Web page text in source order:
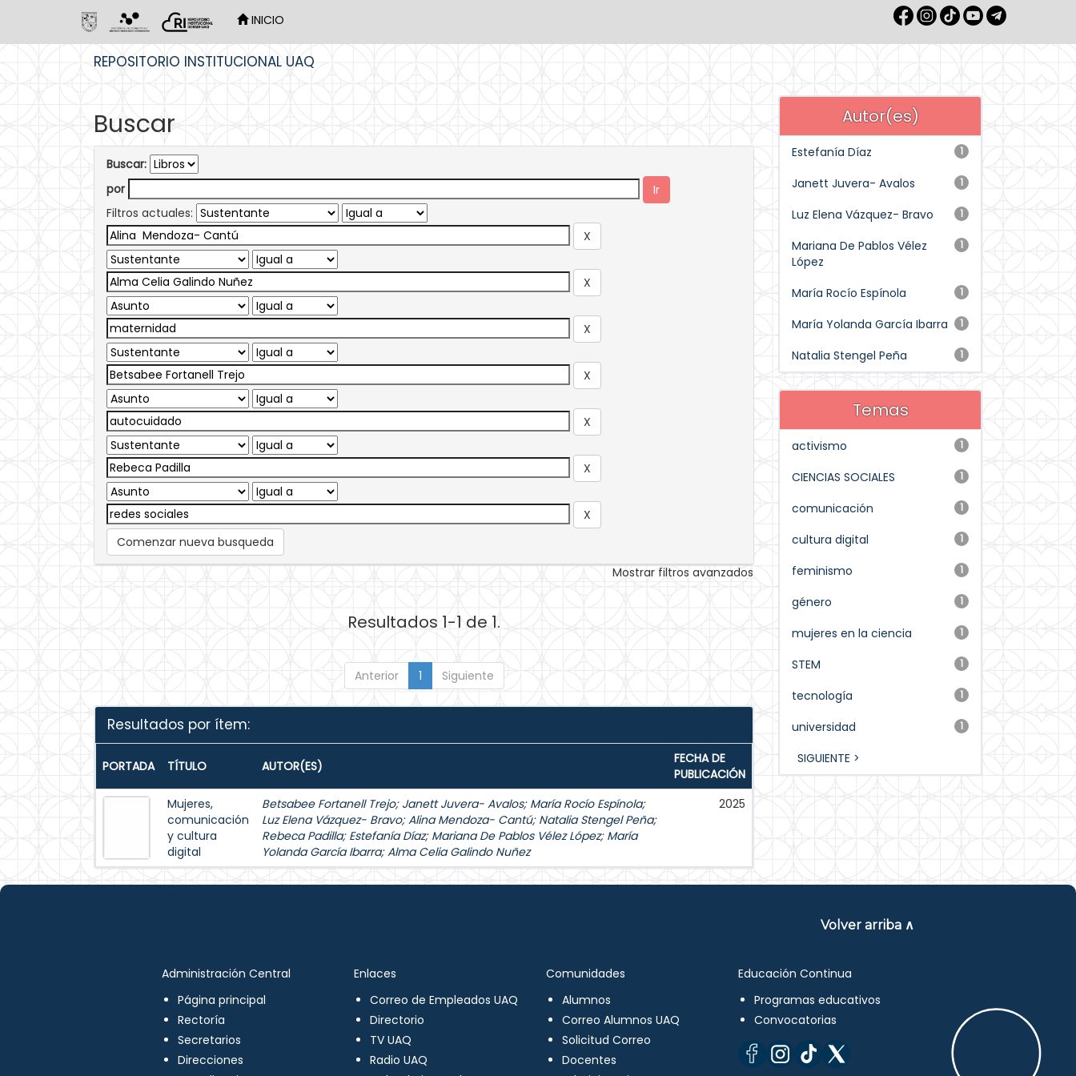
INICIO
REPOSITORIO INSTITUCIONAL UAQ
Buscar
Buscar:
por
Filtros actuales:
Comenzar nueva busqueda
Mostrar filtros avanzados
Resultados 1-1 de 1.
Anterior 1 Siguiente
Resultados por ítem:
PORTADA TÍTULO AUTOR(ES)
FECHA DE
PUBLICACIÓN
Mujeres,
comunicación
y cultura
digital
Betsabee Fortanell Trejo; Janett Juvera- Avalos; María Rocío Espínola;
Luz Elena Vázquez- Bravo;Alina Mendoza- Cantú; Natalia Stengel Peña;
Rebeca Padilla; Estefanía Díaz; Mariana De Pablos Vélez López; María
Yolanda García Ibarra;Alma Celia Galindo Nuñez
2025
Autor(es)
1
Estefanía Díaz
1
Janett Juvera- Avalos
1
Luz Elena Vázquez- Bravo
1
Mariana De Pablos Vélez
López
1
María Rocío Espínola
1
María Yolanda García Ibarra
1
Natalia Stengel Peña
Temas
1
activismo
1
CIENCIAS SOCIALES
1
comunicación
1
cultura digital
1
feminismo
1
género
1
mujeres en la ciencia
1
STEM
1
tecnología
1
universidad
SIGUIENTE >
Volver arriba ∧
Administración Central
Página principal
Rectoría
Secretarios
Direcciones
Enlaces
Correo de Empleados UAQ
Directorio
TV UAQ
Radio UAQ
Comunidades
Alumnos
Correo Alumnos UAQ
Solicitud Correo
Docentes
Educación Continua
Programas educativos
Convocatorias